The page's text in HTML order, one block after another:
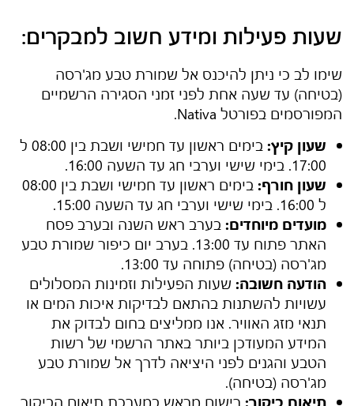
שעות פעילות ומידע חשוב למבקרים:
שימו לב כי ניתן להיכנס אל שמורת טבע מג'רסה
(בטיחה) עד שעה אחת לפני זמני הסגירה הרשמיים
המפורסמים בפורטל Nativa.
שעון קיץ:
בימים ראשון עד חמישי ושבת בין 08:00 ל
17:00. בימי שישי וערבי חג עד השעה 16:00.
שעון חורף:
בימים ראשון עד חמישי ושבת בין 08:00
ל 16:00. בימי שישי וערבי חג עד השעה 15:00.
מועדים מיוחדים: בערב ראש השנה ובערב פסח
האתר פתוח עד 13:00. בערב יום כיפור
שמורת טבע
מג'רסה (בטיחה) פתוחה עד 13:00.
הודעה חשובה: שעות הפעילות וזמינות המסלולים
עשויות להשתנות בהתאם לבדיקות איכות המים או
תנאי מזג האוויר. אנו ממליצים בחום לבדוק את
המידע המעודכן ביותר באתר הרשמי של רשות
הטבע והגנים לפני היציאה לדרך אל שמורת טבע
מג'רסה (בטיחה).
תיאום ביקור: רישום מראש במערכת תיאום הביקור